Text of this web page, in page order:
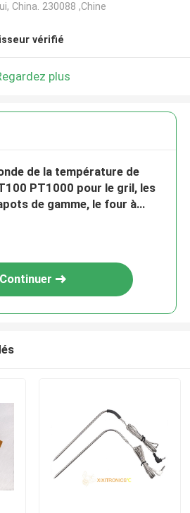
China. 230088 ,Chine
vérifié
plus
de la température de
PT1000 pour le gril, les
de gamme, le four à
Continuer